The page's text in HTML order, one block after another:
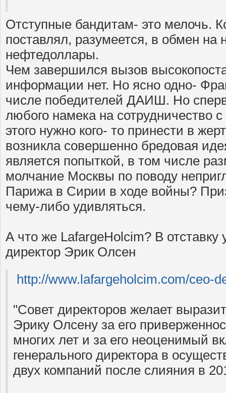
Отступные бандитам- это мелочь.
поставлял, разумеется, в обмен на
нефтедоллары.
Чем завершился вызов
информации нет. Но ясно одно-
числе победителей ДАИШ. Но
любого намека на сотрудничество
этого нужно кого- то принести в
возникла совершенно бредовая
является попыткой, в том числе
молчание Москвы по поводу
Парижа в Сирии в ходе войны?
чему-либо удивляться.
А что же LafargeHolcim? В отставку
директор Эрик Олсен
http://www.lafargeholcim.com/ceo-
"Совет директоров желает
Эрику Олсену за его
многих лет и за его неоценимый
генерального директора в
двух компаний после слияния в